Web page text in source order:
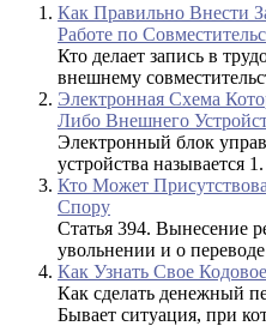
Как Правильно Внести
Работе по
Кто делает запись в
внешнему
Электронная Схема
Либо Внешнего
Электронный блок
устройства называется
Кто Может
Спору
Статья 394. Вынесение
увольнении и о
Как Узнать Свое
Как сделать денежный
Бывает ситуация, при